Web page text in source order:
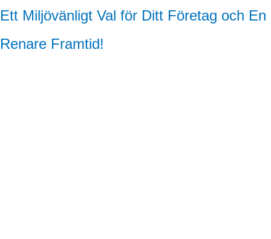
Ett Miljövänligt Val för Ditt Företag och En
Renare Framtid!